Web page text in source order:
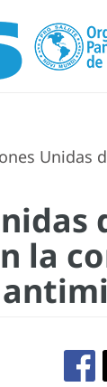
Unidas
la